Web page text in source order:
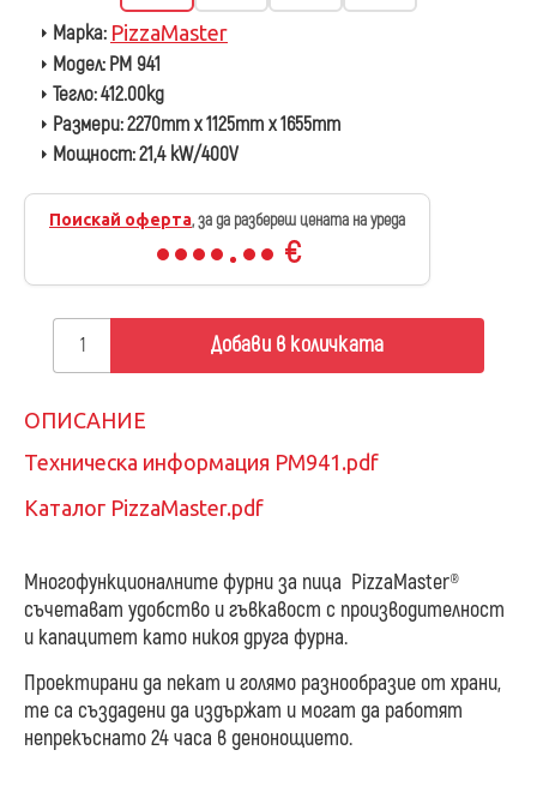
Поискай оферта, за да разбереш цената на уреда
€
Марка: PizzaMaster
Модел:PM 941
Тегло:412.00kg
Размери:2270mm x 1125mm x 1655mm
Мощност:21,4 kW/400V
Добави в количката
ОПИСАНИЕ
Техническа информация PM941.pdf
Каталог PizzaMaster.pdf
Многофункционалните фурни за пица PizzaMaster®
съчетават удобство и гъвкавост с производителност
и капацитет като никоя друга фурна.
Проектирани да пекат и голямо разнообразие от храни,
те са създадени да издържат и могат да работят
непрекъснато 24 часа в денонощието.